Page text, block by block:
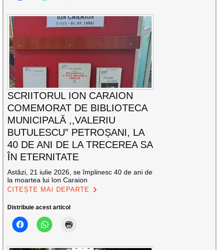
SCRIITORUL ION CARAION
COMEMORAT DE BIBLIOTECA
MUNICIPALĂ ,,VALERIU
BUTULESCU” PETROȘANI, LA
40 DE ANI DE LA TRECEREA SA
ÎN ETERNITATE
Astăzi, 21 iulie 2026, se împlinesc 40 de ani de
la moartea lui Ion Caraion
CITEȘTE MAI DEPARTE
Distribuie acest articol